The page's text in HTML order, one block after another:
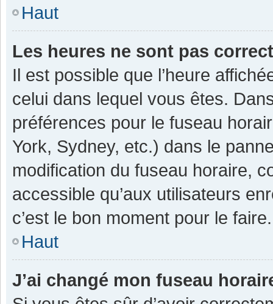
Haut
Les heures ne sont pas
Il est possible que l’heure
celui dans lequel vous êtes.
préférences pour le fuseau
York, Sydney, etc.) dans le
modification du fuseau horaire,
accessible qu’aux utilisateurs
c’est le bon moment pour le faire.
Haut
J’ai changé mon fuseau